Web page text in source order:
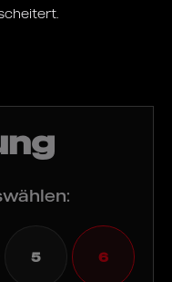
- diese
euch selber
euch hinter die
5 6